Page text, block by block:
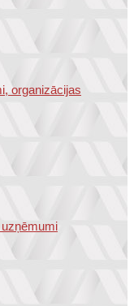
organizācijas